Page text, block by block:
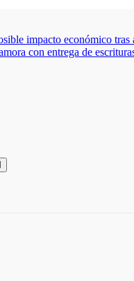
impacto económico tras
con entrega de